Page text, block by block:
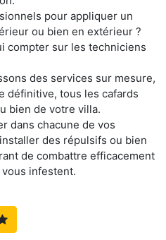
pour appliquer un
ou bien en extérieur ?
compter sur les techniciens
des services sur mesure,
définitive, tous les cafards
bien de votre villa.
dans chacune de vos
des répulsifs ou bien
de combattre efficacement
infestent.